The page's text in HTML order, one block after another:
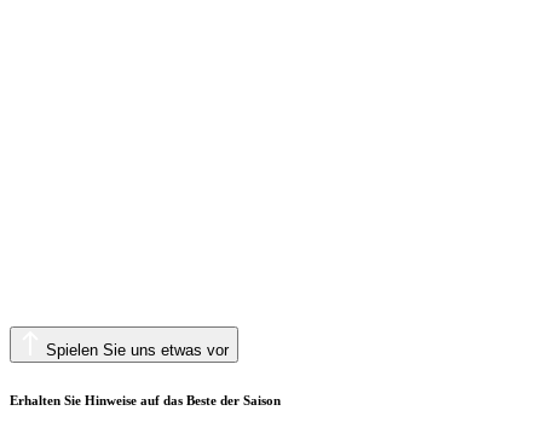
Spielen Sie uns etwas vor
Erhalten Sie Hinweise auf das Beste der Saison